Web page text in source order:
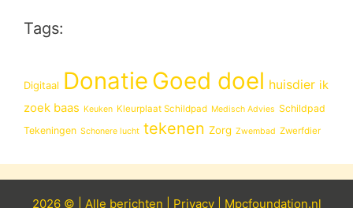
Tags:
Digitaal Donatie Goed doel huisdier ik
zoek baas Keuken Kleurplaat Schildpad Medisch Advies Schildpad
Tekeningen Schonere lucht tekenen Zorg Zwembad Zwerfdier
2026 © | Alle berichten Privacy| Mpcfoundation.nl